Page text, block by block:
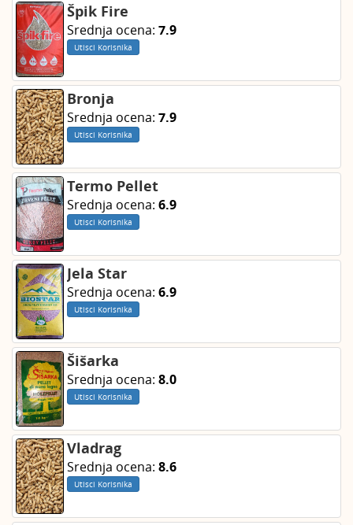
Špik Fire
Srednja ocena: 7.9
Utisci Korisnika
Bronja
Srednja ocena: 7.9
Utisci Korisnika
Termo Pellet
Srednja ocena: 6.9
Utisci Korisnika
Jela Star
Srednja ocena: 6.9
Utisci Korisnika
Šišarka
Srednja ocena: 8.0
Utisci Korisnika
Vladrag
Srednja ocena: 8.6
Utisci Korisnika